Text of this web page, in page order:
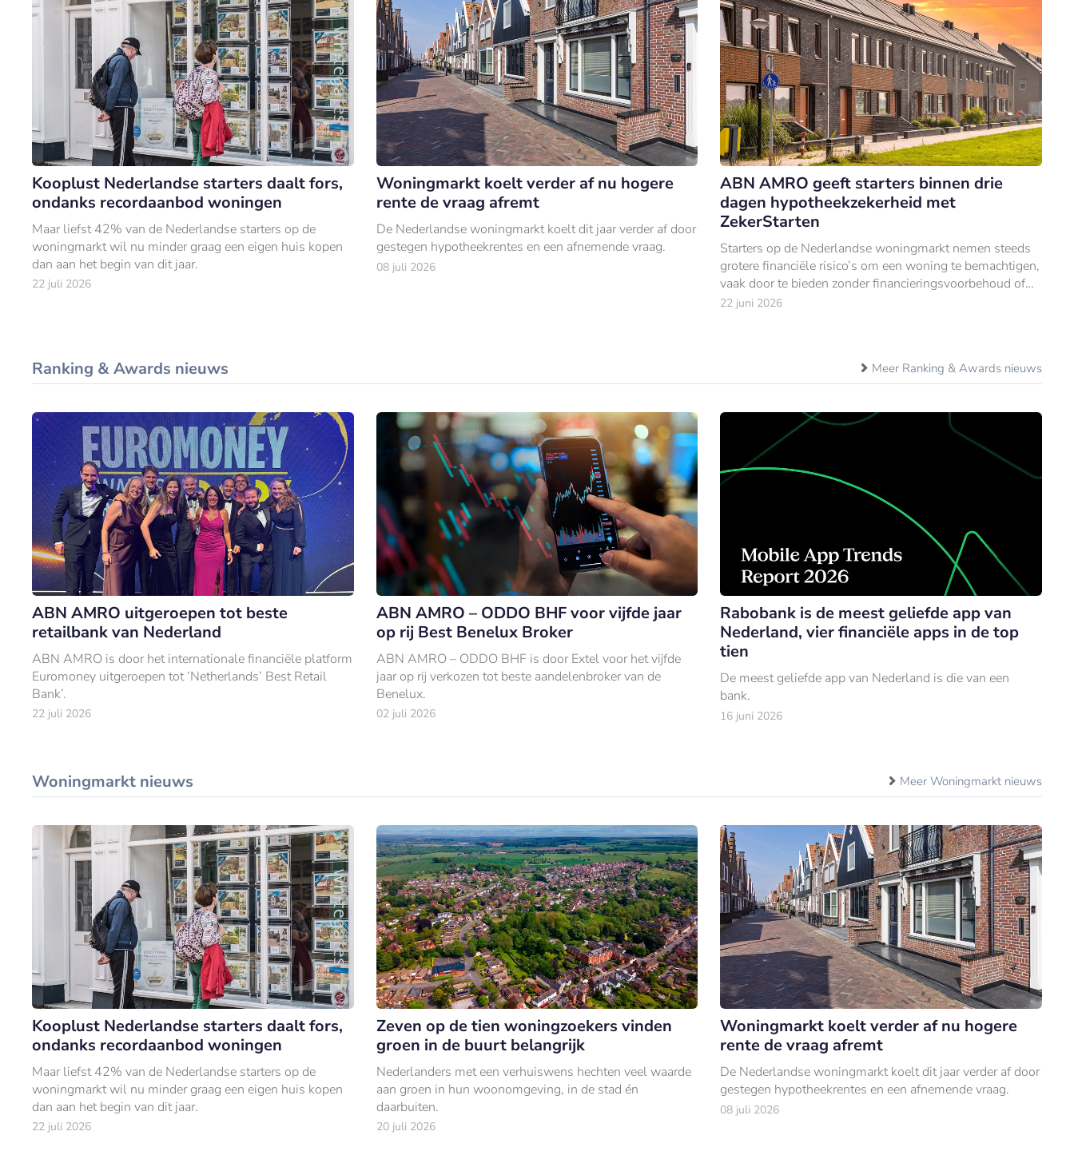
Kooplust Nederlandse starters daalt fors,
ondanks recordaanbod woningen
Maar liefst 42% van de Nederlandse starters op de
woningmarkt wil nu minder graag een eigen huis kopen
dan aan het begin van dit jaar.
22 juli 2026
Woningmarkt koelt verder af nu hogere
rente de vraag afremt
De Nederlandse woningmarkt koelt dit jaar verder af door
gestegen hypotheekrentes en een afnemende vraag.
08 juli 2026
ABN AMRO geeft starters binnen drie
dagen hypotheekzekerheid met
ZekerStarten
Starters op de Nederlandse woningmarkt nemen steeds
grotere financiële risico’s om een woning te bemachtigen,
vaak door te bieden zonder financieringsvoorbehoud of
bouwkundige keuring.
22 juni 2026
Ranking & Awards nieuws Meer Ranking & Awards nieuws
ABN AMRO uitgeroepen tot beste
retailbank van Nederland
ABN AMRO is door het internationale financiële platform
Euromoney uitgeroepen tot ‘Netherlands’ Best Retail
Bank’.
22 juli 2026
ABN AMRO – ODDO BHF voor vijfde jaar
op rij Best Benelux Broker
ABN AMRO – ODDO BHF is door Extel voor het vijfde
jaar op rij verkozen tot beste aandelenbroker van de
Benelux.
02 juli 2026
Rabobank is de meest geliefde app van
Nederland, vier financiële apps in de top
tien
De meest geliefde app van Nederland is die van een
bank.
16 juni 2026
Woningmarkt nieuws Meer Woningmarkt nieuws
Kooplust Nederlandse starters daalt fors,
ondanks recordaanbod woningen
Maar liefst 42% van de Nederlandse starters op de
woningmarkt wil nu minder graag een eigen huis kopen
dan aan het begin van dit jaar.
22 juli 2026
Zeven op de tien woningzoekers vinden
groen in de buurt belangrijk
Nederlanders met een verhuiswens hechten veel waarde
aan groen in hun woonomgeving, in de stad én
daarbuiten.
20 juli 2026
Woningmarkt koelt verder af nu hogere
rente de vraag afremt
De Nederlandse woningmarkt koelt dit jaar verder af door
gestegen hypotheekrentes en een afnemende vraag.
08 juli 2026